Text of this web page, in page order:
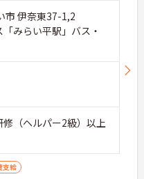
市 伊奈東37-1,2
みらい平駅」バス・
（ヘルパー2級）以上
支給